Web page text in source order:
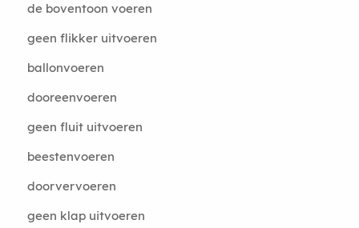
de boventoon voeren
geen flikker uitvoeren
ballonvoeren
dooreenvoeren
geen fluit uitvoeren
beestenvoeren
doorvervoeren
geen klap uitvoeren